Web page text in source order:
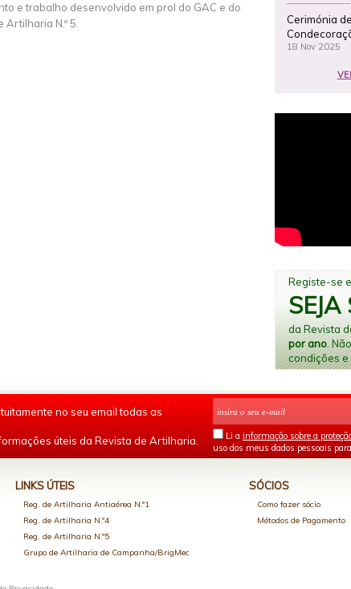
e trabalho desenvolvido em prol do GAC e do
Artilharia N.º 5.
Cerimónia
18 Nov 2025
Registe-se
SEJA
da Revista
por ano.
condições e
no seu email todas as
úteis da Revista de Artilharia.
Li a informação sobre a proteção
uso dos meus dados pessoais
LINKS ÚTEIS
Reg. de Artilharia Antiaérea N.º1
Reg. de Artilharia N.º4
Reg. de Artilharia N.º5
Grupo de Artilharia de Campanha/BrigMec
SÓCIOS
Como fazer sócio
Métodos de Pagamento